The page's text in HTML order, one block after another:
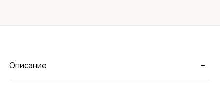
-
Описание